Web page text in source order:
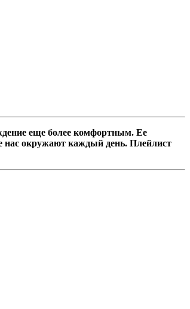
еще более комфортным. Ее
нас окружают каждый день. Плейлист